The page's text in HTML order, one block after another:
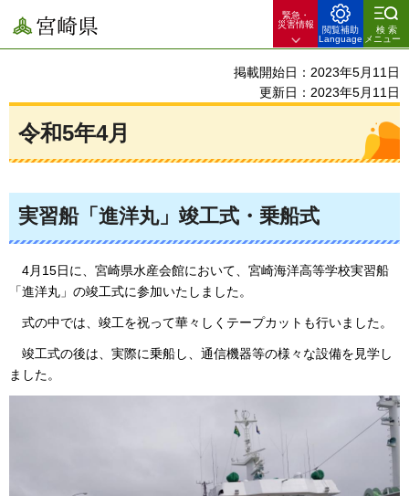
宮崎県
緊急・
災害情報
閲覧補助
Language
検索
メニュー
掲載開始日：2023年5月11日
更新日：2023年5月11日
令和5年4月
実習船「進洋丸」竣工式・乗船式
4月15日に、宮崎県水産会館において、宮崎海洋高等学校実習船
「進洋丸」の竣工式に参加いたしました。
式の中では、竣工を祝って華々しくテープカットも行いました。
竣工式の後は、実際に乗船し、通信機器等の様々な設備を見学し
ました。